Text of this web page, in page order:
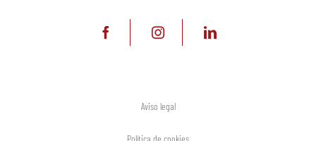
Aviso legal